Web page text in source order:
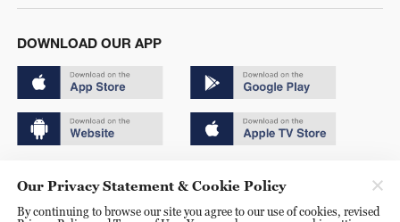
DOWNLOAD OUR APP
京ICP备20000184号
Our Privacy Statement & Cookie Policy
By continuing to browse our site you agree to our use of cookies, revised